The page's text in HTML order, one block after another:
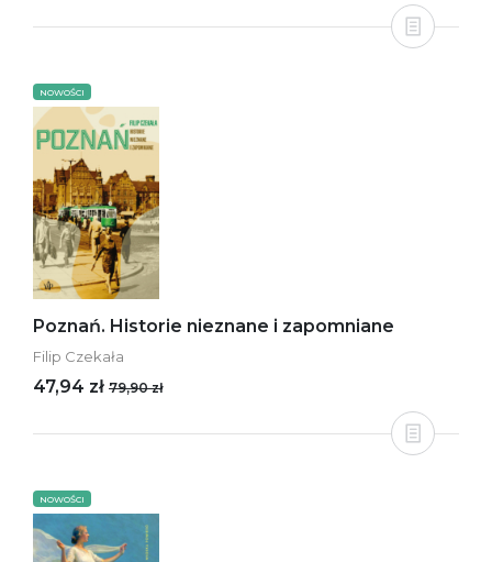
NOWOŚCI
Poznań. Historie nieznane i zapomniane
Filip Czekała
47,94 zł 79,90 zł
NOWOŚCI